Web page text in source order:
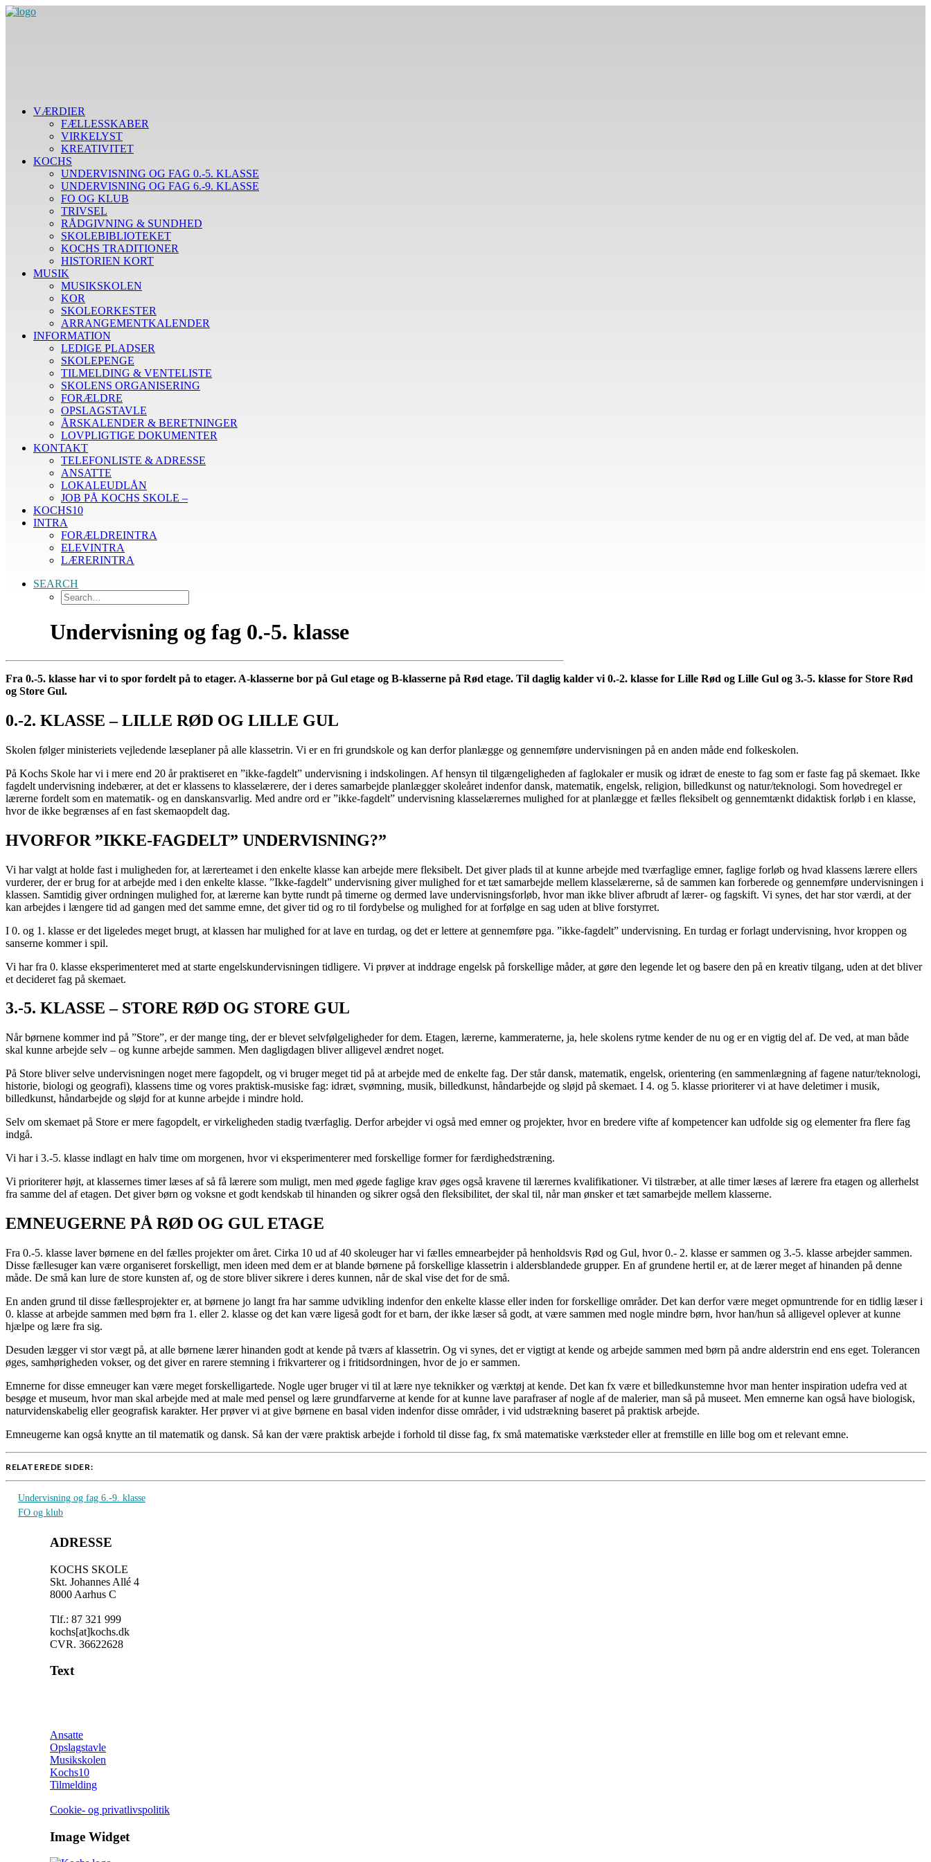
VÆRDIER
FÆLLESSKABER
VIRKELYST
KREATIVITET
KOCHS
UNDERVISNING OG FAG 0.-5. KLASSE
UNDERVISNING OG FAG 6.-9. KLASSE
FO OG KLUB
TRIVSEL
RÅDGIVNING & SUNDHED
SKOLEBIBLIOTEKET
KOCHS TRADITIONER
HISTORIEN KORT
MUSIK
MUSIKSKOLEN
KOR
SKOLEORKESTER
ARRANGEMENTKALENDER
INFORMATION
LEDIGE PLADSER
SKOLEPENGE
TILMELDING & VENTELISTE
SKOLENS ORGANISERING
FORÆLDRE
OPSLAGSTAVLE
ÅRSKALENDER & BERETNINGER
LOVPLIGTIGE DOKUMENTER
KONTAKT
TELEFONLISTE & ADRESSE
ANSATTE
LOKALEUDLÅN
JOB PÅ KOCHS SKOLE –
KOCHS10
INTRA
FORÆLDREINTRA
ELEVINTRA
LÆRERINTRA
SEARCH
Undervisning og fag 0.-5. klasse
Fra 0.-5. klasse har vi to spor fordelt på to etager. A-klasserne bor på Gul etage og B-klasserne på Rød etage. Til daglig kalder vi 0.-2. klasse for Lille Rød og Lille Gul og 3.-5. klasse for Store Rød
og Store Gul.
0.-2. KLASSE –LILLE RØD OG LILLE GUL
Skolen følger ministeriets vejledende læseplaner på alle klassetrin. Vi er en fri grundskole og kan derfor planlægge og gennemføre undervisningen på en anden måde end folkeskolen.
På Kochs Skole har vi i mere end 20 år praktiseret en ”ikke-fagdelt” undervisning i indskolingen. Af hensyn til tilgængeligheden af faglokaler er musik og idræt de eneste to fag som er faste fag på skemaet. Ikke
fagdelt undervisning indebærer, at det er klassens to klasselærere, der i deres samarbejde planlægger skoleåret indenfor dansk, matematik, engelsk, religion, billedkunst og natur/teknologi. Som hovedregel er
lærerne fordelt som en matematik- og en danskansvarlig. Med andre ord er ”ikke-fagdelt” undervisning klasselærernes mulighed for at planlægge et fælles fleksibelt og gennemtænkt didaktisk forløb i en klasse,
hvor de ikke begrænses af en fast skemaopdelt dag.
HVORFOR ”IKKE-FAGDELT” UNDERVISNING?”
Vi har valgt at holde fast i muligheden for, at lærerteamet i den enkelte klasse kan arbejde mere fleksibelt. Det giver plads til at kunne arbejde med tværfaglige emner, faglige forløb og hvad klassens lærere ellers
vurderer, der er brug for at arbejde med i den enkelte klasse. ”Ikke-fagdelt” undervisning giver mulighed for et tæt samarbejde mellem klasselærerne, så de sammen kan forberede og gennemføre undervisningen i
klassen. Samtidig giver ordningen mulighed for, at lærerne kan bytte rundt på timerne og dermed lave undervisningsforløb, hvor man ikke bliver afbrudt af lærer- og fagskift. Vi synes, det har stor værdi, at der
kan arbejdes i længere tid ad gangen med det samme emne, det giver tid og ro til fordybelse og mulighed for at forfølge en sag uden at blive forstyrret.
I 0. og 1. klasse er det ligeledes meget brugt, at klassen har mulighed for at lave en turdag, og det er lettere at gennemføre pga. ”ikke-fagdelt” undervisning. En turdag er forlagt undervisning, hvor kroppen og
sanserne kommer i spil.
Vi har fra 0. klasse eksperimenteret med at starte engelskundervisningen tidligere. Vi prøver at inddrage engelsk på forskellige måder, at gøre den legende let og basere den på en kreativ tilgang, uden at det bliver
et decideret fag på skemaet.
3.-5. KLASSE –STORE RØD OG STORE GUL
Når børnene kommer ind på ”Store”, er der mange ting, der er blevet selvfølgeligheder for dem. Etagen, lærerne, kammeraterne, ja, hele skolens rytme kender de nu og er en vigtig del af. De ved, at man både
skal kunne arbejde selv – og kunne arbejde sammen. Men dagligdagen bliver alligevel ændret noget.
På Store bliver selve undervisningen noget mere fagopdelt, og vi bruger meget tid på at arbejde med de enkelte fag. Der står dansk, matematik, engelsk, orientering (en sammenlægning af fagene natur/teknologi,
historie, biologi og geografi), klassens time og vores praktisk-musiske fag: idræt, svømning, musik, billedkunst, håndarbejde og sløjd på skemaet. I 4. og 5. klasse prioriterer vi at have deletimer i musik,
billedkunst, håndarbejde og sløjd for at kunne arbejde i mindre hold.
Selv om skemaet på Store er mere fagopdelt, er virkeligheden stadig tværfaglig. Derfor arbejder vi også med emner og projekter, hvor en bredere vifte af kompetencer kan udfolde sig og elementer fra flere fag
indgå.
Vi har i 3.-5. klasse indlagt en halv time om morgenen, hvor vi eksperimenterer med forskellige former for færdighedstræning.
Vi prioriterer højt, at klassernes timer læses af så få lærere som muligt, men med øgede faglige krav øges også kravene til lærernes kvalifikationer. Vi tilstræber, at alle timer læses af lærere fra etagen og allerhelst
fra samme del af etagen. Det giver børn og voksne et godt kendskab til hinanden og sikrer også den fleksibilitet, der skal til, når man ønsker et tæt samarbejde mellem klasserne.
EMNEUGERNE PÅ RØD OG GUL ETAGE
Fra 0.-5. klasse laver børnene en del fælles projekter om året. Cirka 10 ud af 40 skoleuger har vi fælles emnearbejder på henholdsvis Rød og Gul, hvor 0.- 2. klasse er sammen og 3.-5. klasse arbejder sammen.
Disse fællesuger kan være organiseret forskelligt, men ideen med dem er at blande børnene på forskellige klassetrin i aldersblandede grupper. En af grundene hertil er, at de lærer meget af hinanden på denne
måde. De små kan lure de store kunsten af, og de store bliver sikrere i deres kunnen, når de skal vise det for de små.
En anden grund til disse fællesprojekter er, at børnene jo langt fra har samme udvikling indenfor den enkelte klasse eller inden for forskellige områder. Det kan derfor være meget opmuntrende for en tidlig læser i
0. klasse at arbejde sammen med børn fra 1. eller 2. klasse og det kan være ligeså godt for et barn, der ikke læser så godt, at være sammen med nogle mindre børn, hvor han/hun så alligevel oplever at kunne
hjælpe og lære fra sig.
Desuden lægger vi stor vægt på, at alle børnene lærer hinanden godt at kende på tværs af klassetrin. Og vi synes, det er vigtigt at kende og arbejde sammen med børn på andre alderstrin end ens eget. Tolerancen
øges, samhørigheden vokser, og det giver en rarere stemning i frikvarterer og i fritidsordningen, hvor de jo er sammen.
Emnerne for disse emneuger kan være meget forskelligartede. Nogle uger bruger vi til at lære nye teknikker og værktøj at kende. Det kan fx være et billedkunstemne hvor man henter inspiration udefra ved at
besøge et museum, hvor man skal arbejde med at male med pensel og lære grundfarverne at kende for at kunne lave parafraser af nogle af de malerier, man så på museet. Men emnerne kan også have biologisk,
naturvidenskabelig eller geografisk karakter. Her prøver vi at give børnene en basal viden indenfor disse områder, i vid udstrækning baseret på praktisk arbejde.
Emneugerne kan også knytte an til matematik og dansk. Så kan der være praktisk arbejde i forhold til disse fag, fx små matematiske værksteder eller at fremstille en lille bog om et relevant emne.
RELATEREDE SIDER:
Undervisning og fag 6.-9. klasse
FO og klub
ADRESSE
KOCHS SKOLE
Skt. Johannes Allé 4
8000 Aarhus C
Tlf.: 87 321 999
kochs[at]kochs.dk
CVR. 36622628
Text
Ansatte
Opslagstavle
Musikskolen
Kochs10
Tilmelding
Cookie- og privatlivspolitik
Image Widget